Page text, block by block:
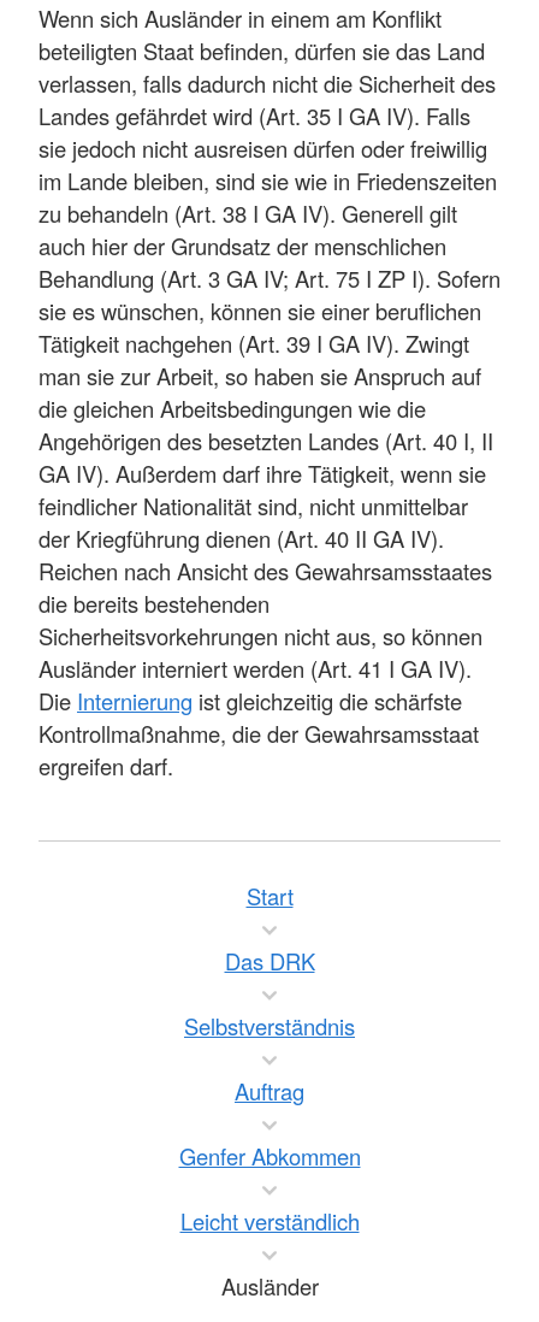
Wenn sich Ausländer in einem am Konflikt
beteiligten Staat befinden, dürfen sie das Land
verlassen, falls dadurch nicht die Sicherheit des
Landes gefährdet wird (Art. 35 I GA IV). Falls
sie jedoch nicht ausreisen dürfen oder freiwillig
im Lande bleiben, sind sie wie in Friedenszeiten
zu behandeln (Art. 38 I GA IV). Generell gilt
auch hier der Grundsatz der menschlichen
Behandlung (Art. 3 GA IV; Art. 75 I ZP I). Sofern
sie es wünschen, können sie einer beruflichen
Tätigkeit nachgehen (Art. 39 I GA IV). Zwingt
man sie zur Arbeit, so haben sie Anspruch auf
die gleichen Arbeitsbedingungen wie die
Angehörigen des besetzten Landes (Art. 40 I, II
GA IV). Außerdem darf ihre Tätigkeit, wenn sie
feindlicher Nationalität sind, nicht unmittelbar
der Kriegführung dienen (Art. 40 II GA IV).
Reichen nach Ansicht des Gewahrsamsstaates
die bereits bestehenden
Sicherheitsvorkehrungen nicht aus, so können
Ausländer interniert werden (Art. 41 I GA IV).
Die Internierung ist gleichzeitig die schärfste
Kontrollmaßnahme, die der Gewahrsamsstaat
ergreifen darf.
Start
Das DRK
Selbstverständnis
Auftrag
Genfer Abkommen
Leicht verständlich
Ausländer